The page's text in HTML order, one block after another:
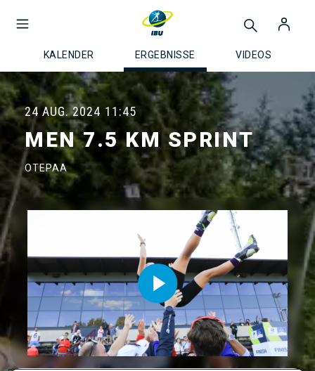
KALENDER ERGEBNISSE VIDEOS
24 AUG. 2024 11:45
MEN 7.5 KM SPRINT
OTEPAA
Play